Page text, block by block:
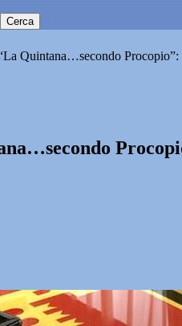
Quintana…secondo